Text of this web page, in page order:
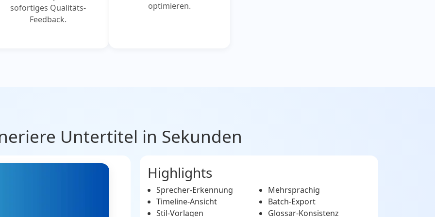
sofortiges Qualitäts-
Feedback.
optimieren.
Untertitel in Sekunden
Highlights
Sprecher-Erkennung
Timeline-Ansicht
Stil-Vorlagen
Mehrsprachig
Batch-Export
Glossar-Konsistenz